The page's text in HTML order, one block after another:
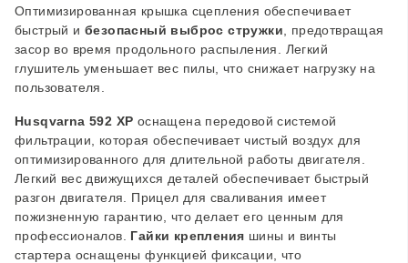
Оптимизированная крышка сцепления обеспечивает
быстрый и безопасный выброс стружки , предотвращая
засор во время продольного распыления. Легкий
глушитель уменьшает вес пилы, что снижает нагрузку на
пользователя.
Husqvarna 592 XP оснащена передовой системой
фильтрации, которая обеспечивает чистый воздух для
оптимизированного для длительной работы двигателя.
Легкий вес движущихся деталей обеспечивает быстрый
разгон двигателя. Прицел для сваливания имеет
пожизненную гарантию, что делает его ценным для
профессионалов.
Гайки крепления шины и винты
стартера оснащены функцией фиксации, что